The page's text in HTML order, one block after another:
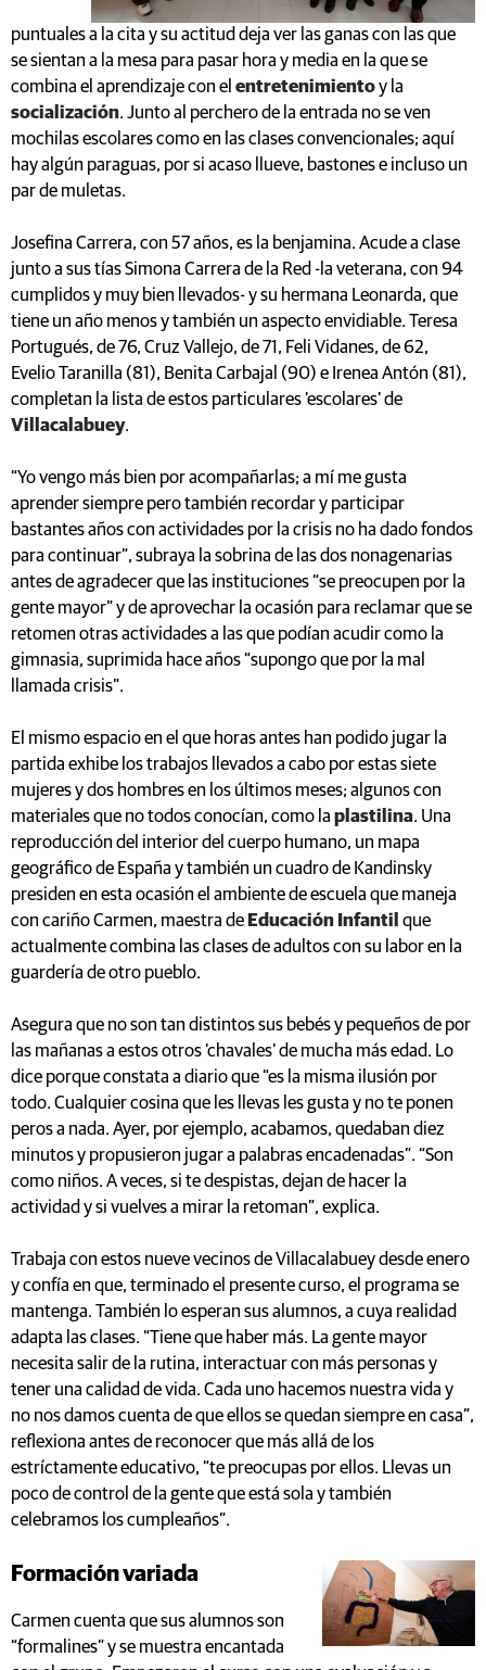
puntuales a la cita y su actitud deja ver las ganas con las que
se sientan a la mesa para pasar hora y media en la que se
combina el aprendizaje con el entretenimientoy la
socialización. Junto al perchero de la entrada no se ven
mochilas escolares como en las clases convencionales; aquí
hay algún paraguas, por si acaso llueve, bastones e incluso un
par de muletas.
Josefina Carrera, con 57 años, es la benjamina. Acude a clase
junto a sus tías Simona Carrera de la Red -la veterana, con 94
cumplidos y muy bien llevados- y su hermana Leonarda, que
tiene un año menos y también un aspecto envidiable. Teresa
Portugués, de 76, Cruz Vallejo, de 71, Feli Vidanes, de 62,
Evelio Taranilla (81), Benita Carbajal (90) e Irenea Antón (81),
completan la lista de estos particulares 'escolares' de
Villacalabuey.
“Yo vengo más bien por acompañarlas; a mí me gusta
aprender siempre pero también recordar y participar
bastantes años con actividades por la crisis no ha dado fondos
para continuar”, subraya la sobrina de las dos nonagenarias
antes de agradecer que las instituciones “se preocupen por la
gente mayor” y de aprovechar la ocasión para reclamar que se
retomen otras actividades a las que podían acudir como la
gimnasia, suprimida hace años “supongo que por la mal
llamada crisis”.
El mismo espacio en el que horas antes han podido jugar la
partida exhibe los trabajos llevados a cabo por estas siete
mujeres y dos hombres en los últimos meses; algunos con
materiales que no todos conocían, como la plastilina. Una
reproducción del interior del cuerpo humano, un mapa
geográfico de España y también un cuadro de Kandinsky
presiden en esta ocasión el ambiente de escuela que maneja
con cariño Carmen, maestra de Educación Infantil que
actualmente combina las clases de adultos con su labor en la
guardería de otro pueblo.
Asegura que no son tan distintos sus bebés y pequeños de por
las mañanas a estos otros 'chavales' de mucha más edad. Lo
dice porque constata a diario que “es la misma ilusión por
todo. Cualquier cosina que les llevas les gusta y no te ponen
peros a nada. Ayer, por ejemplo, acabamos, quedaban diez
minutos y propusieron jugar a palabras encadenadas”. “Son
como niños. A veces, si te despistas, dejan de hacer la
actividad y si vuelves a mirar la retoman”, explica.
Trabaja con estos nueve vecinos de Villacalabuey desde enero
y confía en que, terminado el presente curso, el programa se
mantenga. También lo esperan sus alumnos, a cuya realidad
adapta las clases. “Tiene que haber más. La gente mayor
necesita salir de la rutina, interactuar con más personas y
tener una calidad de vida. Cada uno hacemos nuestra vida y
no nos damos cuenta de que ellos se quedan siempre en casa”,
reflexiona antes de reconocer que más allá de los
estríctamente educativo, “te preocupas por ellos. Llevas un
poco de control de la gente que está sola y también
celebramos los cumpleaños”.
Formación variada
Carmen cuenta que sus alumnos son
“formalines” y se muestra encantada